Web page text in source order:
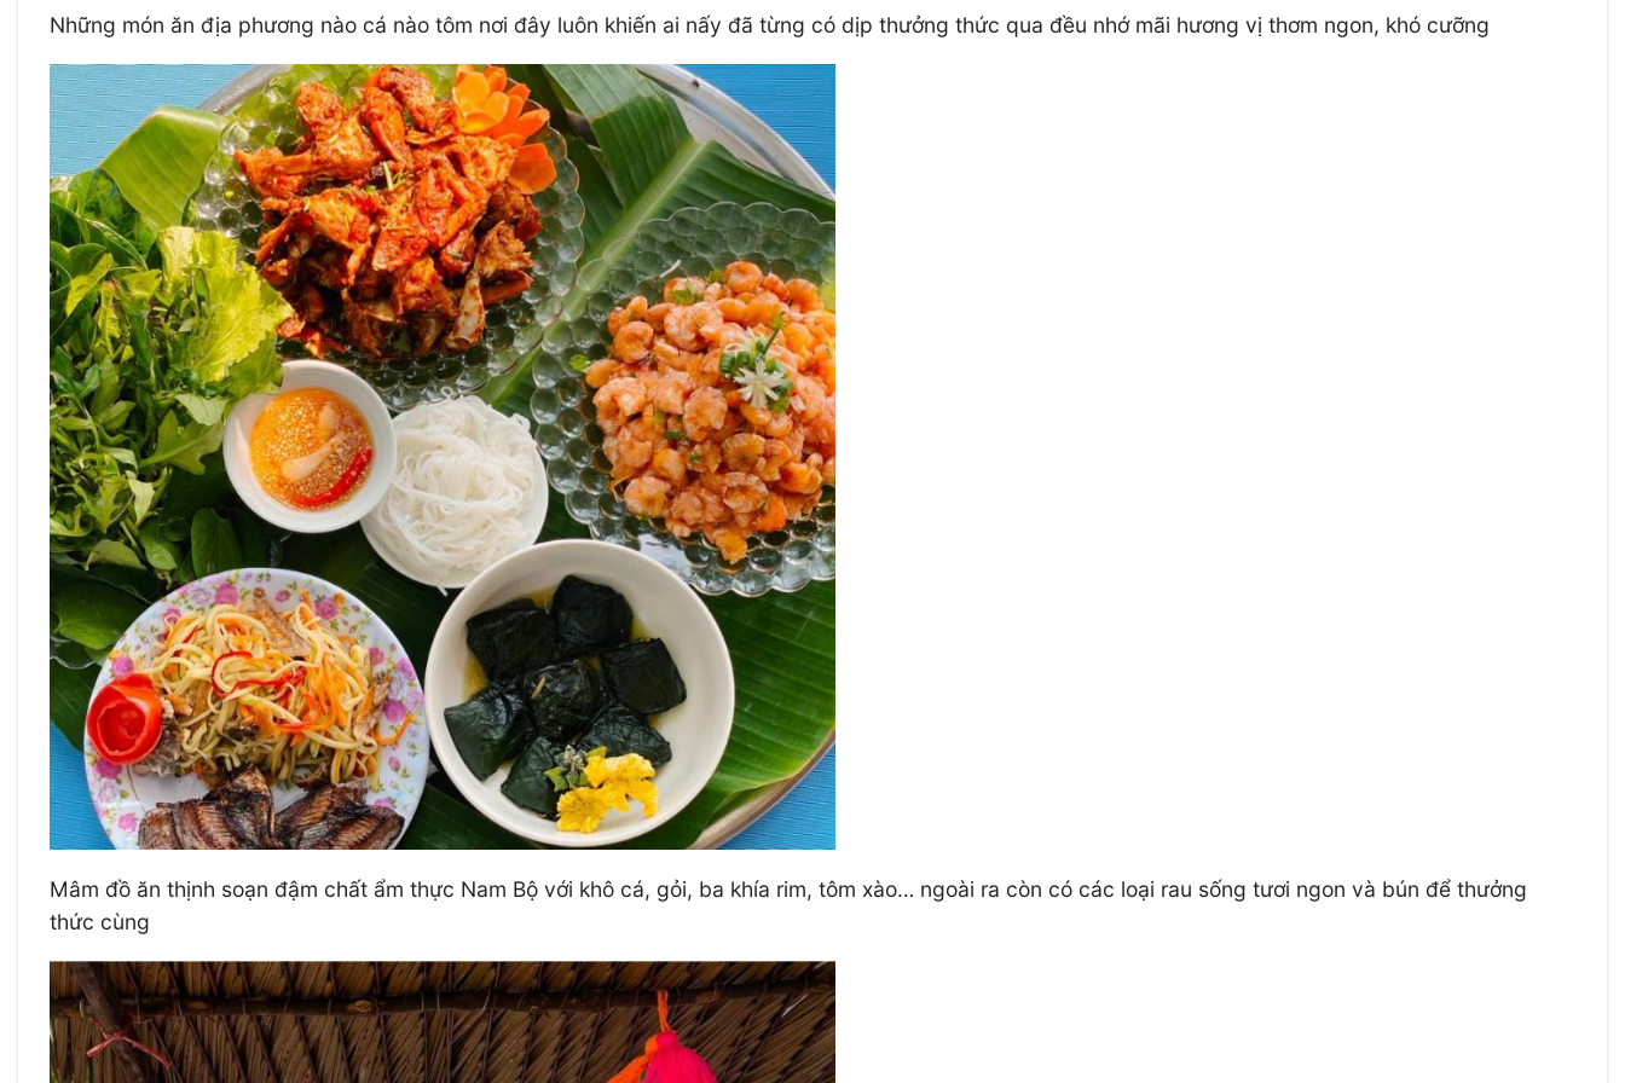
Những món ăn địa phương nào cá nào tôm nơi đây luôn khiến ai nấy đã từng có dịp thưởng thức qua đều nhớ mãi hương vị thơm ngon, khó cưỡng
Mâm đồ ăn thịnh soạn đậm chất ẩm thực Nam Bộ với khô cá, gỏi, ba khía rim, tôm xào… ngoài ra còn có các loại rau sống tươi ngon và bún để thưởng
thức cùng